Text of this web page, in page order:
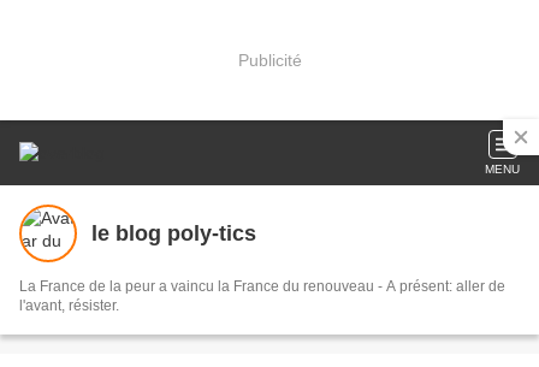
Publicité
MENU
le blog poly-tics
La France de la peur a vaincu la France du renouveau - A présent: aller de
l'avant, résister.